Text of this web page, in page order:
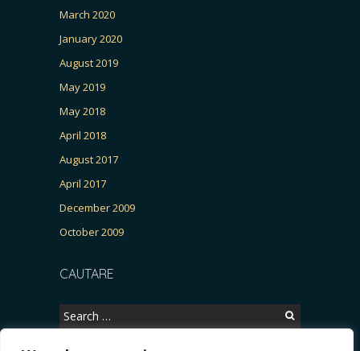
March 2020
January 2020
August 2019
May 2019
May 2018
April 2018
August 2017
April 2017
December 2009
October 2009
CAUTARE
Search
for: